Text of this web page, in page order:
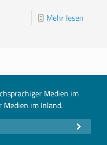
Mehr lesen
Medien im
Medien im Inland.